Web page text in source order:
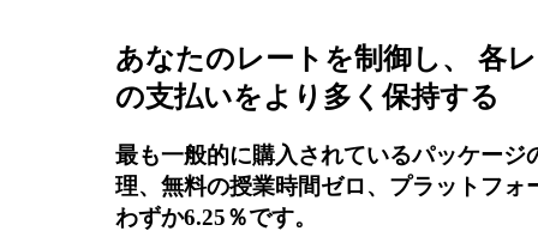
あなたのレートを制御し、 各
の支払いをより多く保持する
最も一般的に購入されているパッケージ
理、無料の授業時間ゼロ、プラットフォ
わずか6.25％です。